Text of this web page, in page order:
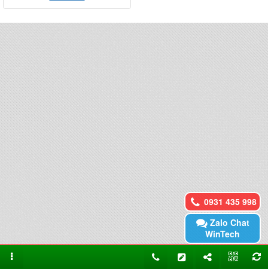
0931 435 998
Zalo Chat
WinTech